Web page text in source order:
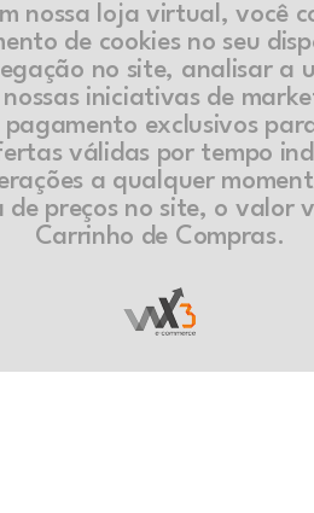
nossa loja virtual, você
de cookies no seu
no site, analisar a
iniciativas de
pagamento exclusivos
válidas por tempo
a qualquer
de preços no site, o valor
Carrinho de Compras.